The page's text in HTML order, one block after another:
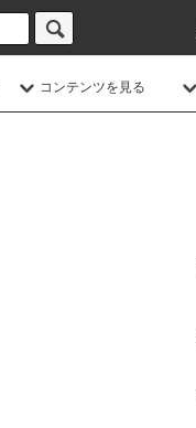
コンテンツを見る